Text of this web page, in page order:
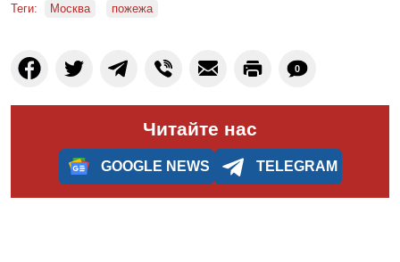
Теги: Москва пожежа
0
Читайте нас
GOOGLE NEWS TELEGRAM